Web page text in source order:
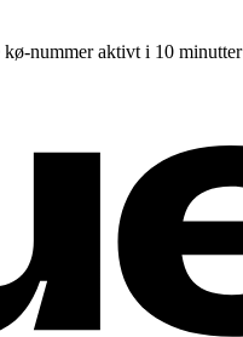
nummer aktivt i 10 minutter